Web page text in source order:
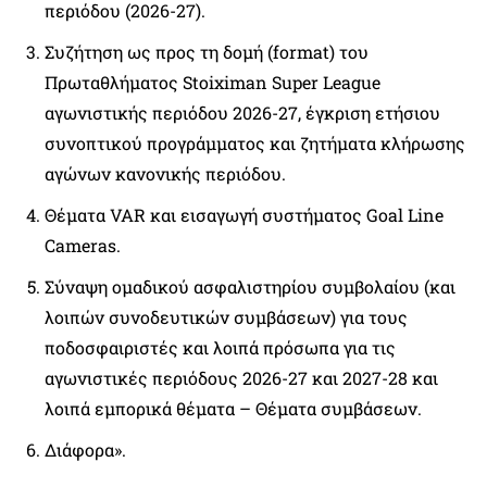
περιόδου (2026-27).
Συζήτηση ως προς τη δομή (format) του
Πρωταθλήματος Stoiximan Super League
αγωνιστικής περιόδου 2026-27, έγκριση ετήσιου
συνοπτικού προγράμματος και ζητήματα κλήρωσης
αγώνων κανονικής περιόδου.
Θέματα VAR και εισαγωγή συστήματος Goal Line
Cameras.
Σύναψη ομαδικού ασφαλιστηρίου συμβολαίου (και
λοιπών συνοδευτικών συμβάσεων) για τους
ποδοσφαιριστές και λοιπά πρόσωπα για τις
αγωνιστικές περιόδους 2026-27 και 2027-28 και
λοιπά εμπορικά θέματα – Θέματα συμβάσεων.
Διάφορα».